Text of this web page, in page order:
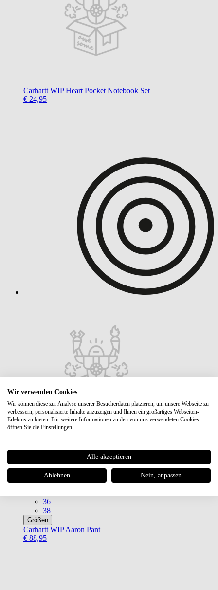
Carhartt WIP Heart Pocket Notebook Set
€ 24,95
EUR
31
32
33
36
38
Größen
Carhartt WIP Aaron Pant
€ 88,95
Wir verwenden Cookies
Wir können diese zur Analyse unserer Besucherdaten platzieren, um unsere Webseite zu
verbessern, personalisierte Inhalte anzuzeigen und Ihnen ein großartiges Webseiten-
Erlebnis zu bieten. Für weitere Informationen zu den von uns verwendeten Cookies
öffnen Sie die Einstellungen.
Alle akzeptieren
Ablehnen Nein, anpassen